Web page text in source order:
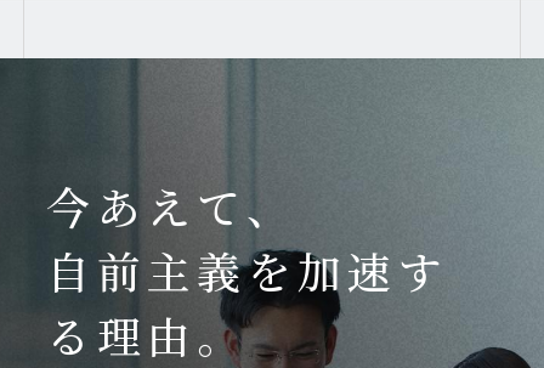
今あえて、
自前主義を加速す
る理由。